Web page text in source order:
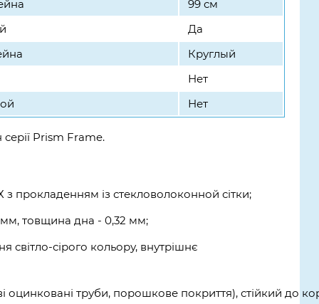
99 см
Да
Круглый
Нет
Нет
Prism Frame.
прокладенням із стекловолоконной сітки;
товщина дна - 0,32 мм;
світло-сірого кольору, внутрішнє
оцинковані труби, порошкове покриття), стійкий до